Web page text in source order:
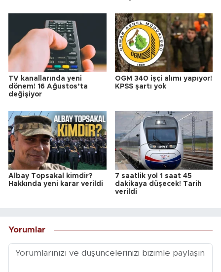
TV kanallarında yeni
dönem! 16 Ağustos’ta
değişiyor
OGM 340 işçi alımı yapıyor!
KPSS şartı yok
Albay Topsakal kimdir?
Hakkında yeni karar verildi
7 saatlik yol 1 saat 45
dakikaya düşecek! Tarih
verildi
Yorumlar